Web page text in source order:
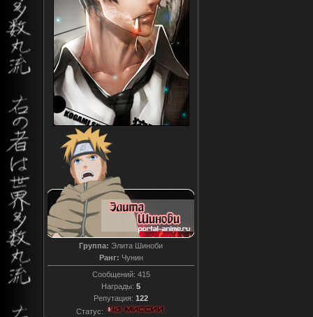
Группа: Элита Шиноби
Ранг: Чунин
Сообщений: 415
Награды: 5
Репутация: 122
Статус: